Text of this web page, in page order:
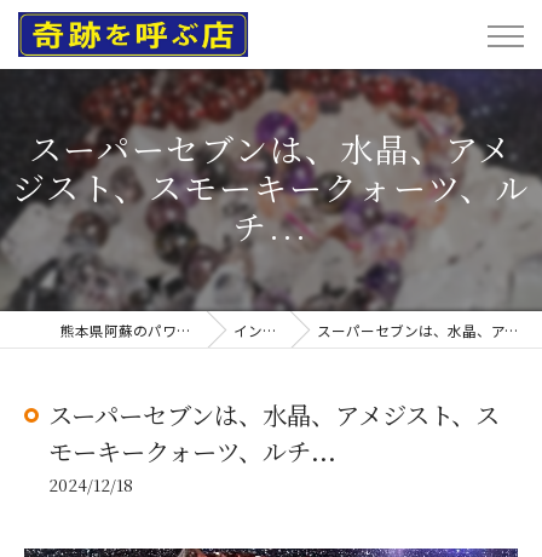
スーパーセブンは、水晶、アメ
ジスト、スモーキークォーツ、ル
チ...
熊本県阿蘇のパワーストーンなら奇跡を呼ぶ店 インスタグラム スーパーセブンは、水晶、アメジスト、スモーキークォーツ、ルチ...
スーパーセブンは、水晶、アメジスト、ス
モーキークォーツ、ルチ...
2024/12/18